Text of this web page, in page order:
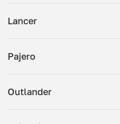
Lancer
Pajero
Outlander